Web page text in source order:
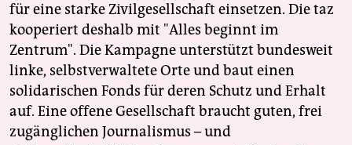
für eine starke Zivilgesellschaft einsetzen. Die taz
kooperiert deshalb mit "Alles beginnt im
Zentrum". Die Kampagne unterstützt bundesweit
linke, selbstverwaltete Orte und baut einen
solidarischen Fonds für deren Schutz und Erhalt
auf. Eine offene Gesellschaft braucht guten, frei
zugänglichen Journalismus – und